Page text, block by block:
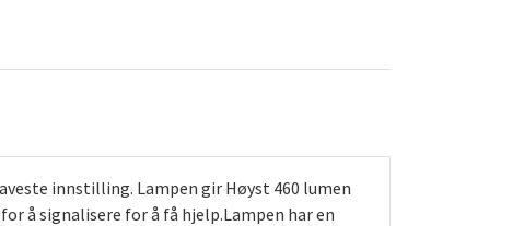
innstilling. Lampen gir Høyst 460 lumen
å signalisere for å få hjelp.Lampen har en